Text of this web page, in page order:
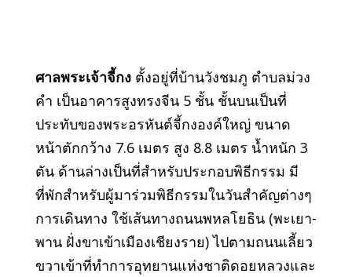
ศาลพระเจ้าจี้กงตั้งอยู่ที่บ้านวังชมภู ตำบลม่วง
คำ เป็นอาคารสูงทรงจีน 5 ชั้น ชั้นบนเป็นที่
ประทับของพระอรหันต์จี้กงองค์ใหญ่ ขนาด
หน้าตักกว้าง 7.6 เมตร สูง 8.8 เมตร น้ำหนัก 3
ตัน ด้านล่างเป็นที่สำหรับประกอบพิธีกรรม มี
ที่พักสำหรับผู้มาร่วมพิธีกรรมในวันสำคัญต่างๆ
การเดินทาง ใช้เส้นทางถนนพหลโยธิน (พะเยา-
พาน ฝั่งขาเข้าเมืองเชียงราย) ไปตามถนนเลี้ยว
ขวาเข้าที่ทำการอุทยานแห่งชาติดอยหลวงและ